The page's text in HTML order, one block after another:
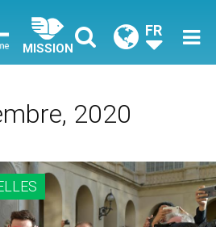
MISSION
FR
2020